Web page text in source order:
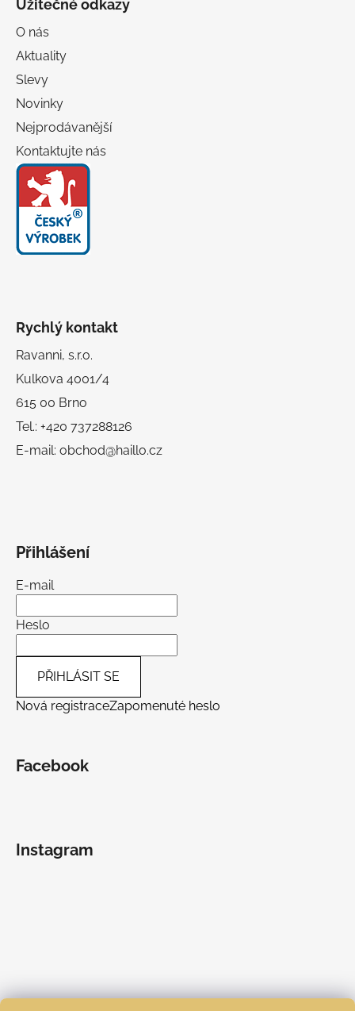
Užitečné odkazy
O nás
Aktuality
Slevy
Novinky
Nejprodávanější
Kontaktujte nás
Rychlý kontakt
Ravanni, s.r.o.
Kulkova 4001/4
615 00 Brno
Tel.: +420 737288126
E-mail: obchod@haillo.cz
Přihlášení
E-mail
Heslo
PŘIHLÁSIT SE
Nová registraceZapomenuté heslo
Facebook
Instagram